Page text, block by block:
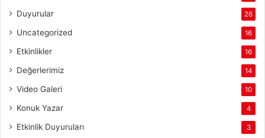
Duyurular 26
Uncategorized 16
Etkinlikler 16
Değerlerimiz 14
Video Galeri 10
Konuk Yazar 4
Etkinlik Duyuruları 3